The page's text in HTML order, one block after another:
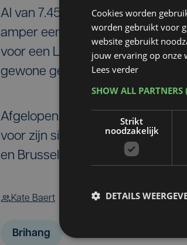
Al van 7.45 uur staat Brihang in
amper een kwartier later, zijn
voor een Limited Edition, maar
gewone gekocht", vertelt een fan.
Afgelopen zaterdag stond de
voor zijn signeersessie.
en Brussel.
Kate Baert
Brihang
Cookies worden
worden gebruikt voor
website gebruikt
jouw ervaring op onze
Lees verder
SHOW ALL PARTNERS
Strikt
noodzakelijk
DETAILS